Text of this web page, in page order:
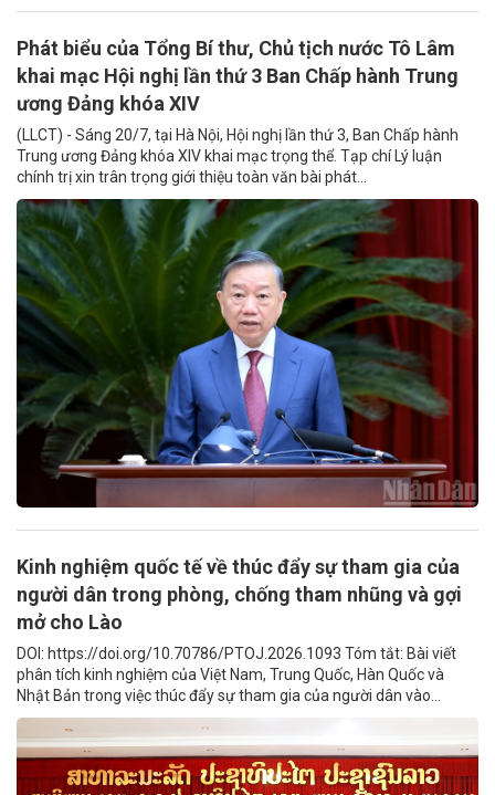
Phát biểu của Tổng Bí thư, Chủ tịch nước Tô Lâm
khai mạc Hội nghị lần thứ 3 Ban Chấp hành Trung
ương Đảng khóa XIV
(LLCT) - Sáng 20/7, tại Hà Nội, Hội nghị lần thứ 3, Ban Chấp hành
Trung ương Đảng khóa XIV khai mạc trọng thể. Tạp chí Lý luận
chính trị xin trân trọng giới thiệu toàn văn bài phát...
Kinh nghiệm quốc tế về thúc đẩy sự tham gia của
người dân trong phòng, chống tham nhũng và gợi
mở cho Lào
DOI: https://doi.org/10.70786/PTOJ.2026.1093 Tóm tắt: Bài viết
phân tích kinh nghiệm của Việt Nam, Trung Quốc, Hàn Quốc và
Nhật Bản trong việc thúc đẩy sự tham gia của người dân vào...